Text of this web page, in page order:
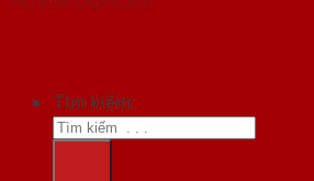
Tìm kiếm: